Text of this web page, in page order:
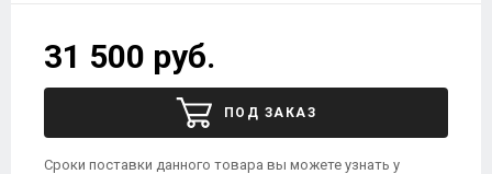
31 500 руб.
ПОД ЗАКАЗ
Сроки поставки данного товара вы можете узнать у